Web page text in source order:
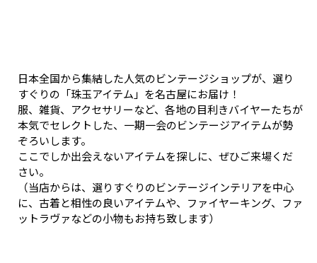
日本全国から集結した人気のビンテージショップが、選り
すぐりの「珠玉アイテム」を名古屋にお届け！
服、雑貨、アクセサリーなど、各地の目利きバイヤーたちが
本気でセレクトした、一期一会のビンテージアイテムが勢
ぞろいします。
ここでしか出会えないアイテムを探しに、ぜひご来場くだ
さい。
（当店からは、選りすぐりのビンテージインテリアを中心
に、古着と相性の良いアイテムや、ファイヤーキング、ファ
ットラヴァなどの小物もお持ち致します）